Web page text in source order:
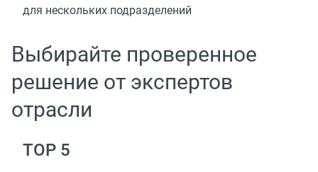
для нескольких подразделений
Выбирайте проверенное
решение от экспертов
отрасли
TOP 5